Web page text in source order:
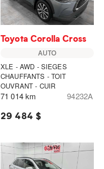
Toyota Corolla Cross
AUTO
XLE - AWD - SIEGES
CHAUFFANTS - TOIT
OUVRANT - CUIR
71 014 km 94232A
29 484 $